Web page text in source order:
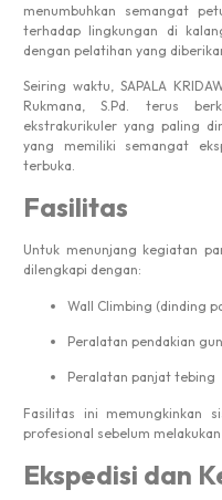
menumbuhkan semangat
terhadap lingkungan di
dengan pelatihan yang
Seiring waktu, SAPALA
Rukmana, S.Pd. terus
ekstrakurikuler yang paling
yang memiliki semangat
terbuka.
Fasilitas
Untuk menunjang kegiatan
dilengkapi dengan:
Wall Climbing (dinding
Peralatan pendakian
Peralatan panjat tebing
Fasilitas ini memungkinkan
profesional sebelum
Ekspedisi dan